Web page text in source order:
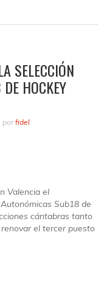
SELECCIÓN
HOCKEY
porfidel
Valencia el
Sub18 de
cántabras tanto
el tercer puesto